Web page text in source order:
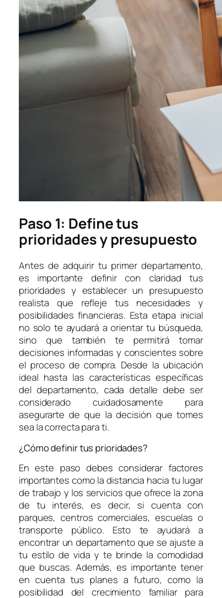
Paso 1: Define tus
prioridades y presupuesto
Antes de adquirir tu primer departamento,
es importante definir con claridad tus
prioridades y establecer un presupuesto
realista que refleje tus necesidades y
posibilidades financieras. Esta etapa inicial
no solo te ayudará a orientar tu búsqueda,
sino que también te permitirá tomar
decisiones informadas y conscientes sobre
el proceso de compra. Desde la ubicación
ideal hasta las características específicas
del departamento, cada detalle debe ser
considerado cuidadosamente para
asegurarte de que la decisión que tomes
sea la correcta para ti.
¿Cómo definir tus prioridades?
En este paso debes considerar factores
importantes como la distancia hacia tu lugar
de trabajo y los servicios que ofrece la zona
de tu interés, es decir, si cuenta con
parques, centros comerciales, escuelas o
transporte público. Esto te ayudará a
encontrar un departamento que se ajuste a
tu estilo de vida y te brinde la comodidad
que buscas. Además, es importante tener
en cuenta tus planes a futuro, como la
posibilidad del crecimiento familiar para